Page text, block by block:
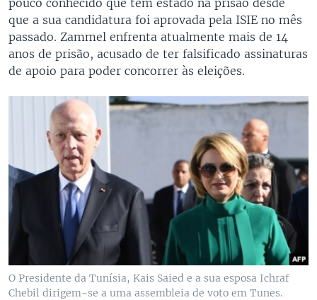
que a sua candidatura foi aprovada pela ISIE no mês
passado. Zammel enfrenta atualmente mais de 14
anos de prisão, acusado de ter falsificado assinaturas
de apoio para poder concorrer às eleições.
O Presidente da Tunísia, Kais Saied e a sua esposa Ichraf
Chebil dirigem-se a uma assembleia de voto em Tunes.